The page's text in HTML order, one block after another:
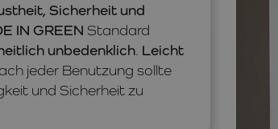
Sicherheit und
IN GREEN Standard
unbedenklich Leicht
jeder Benutzung sollte
und Sicherheit zu